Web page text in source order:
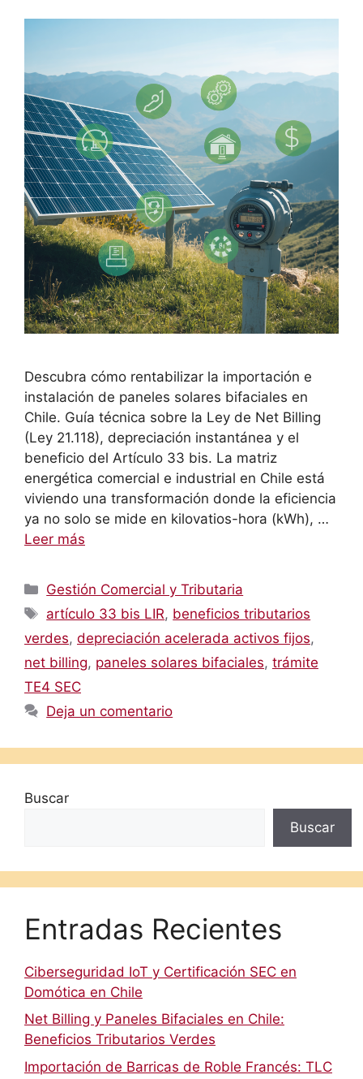
Descubra cómo rentabilizar la importación e
instalación de paneles solares bifaciales en
Chile. Guía técnica sobre la Ley de Net Billing
(Ley 21.118), depreciación instantánea y el
beneficio del Artículo 33 bis. La matriz
energética comercial e industrial en Chile está
viviendo una transformación donde la eficiencia
ya no solo se mide en kilovatios-hora (kWh), …
Leer más
Categorías
Gestión Comercial y Tributaria
Etiquetas
artículo 33 bis LIR, beneficios tributarios
verdes, depreciación acelerada activos fijos,
net billing, paneles solares bifaciales, trámite
TE4 SEC
Deja un comentario
Buscar
Buscar
Entradas Recientes
Ciberseguridad IoT y Certificación SEC en
Domótica en Chile
Net Billing y Paneles Bifaciales en Chile:
Beneficios Tributarios Verdes
Importación de Barricas de Roble Francés: TLC